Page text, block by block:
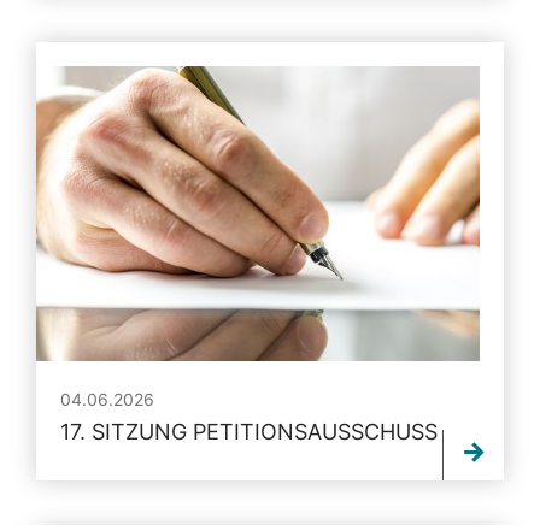
04.06.2026
17. SITZUNG PETITIONSAUSSCHUSS